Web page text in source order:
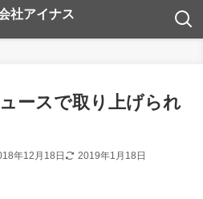
ースで取り上げられ
年12月18日 2019年1月18日